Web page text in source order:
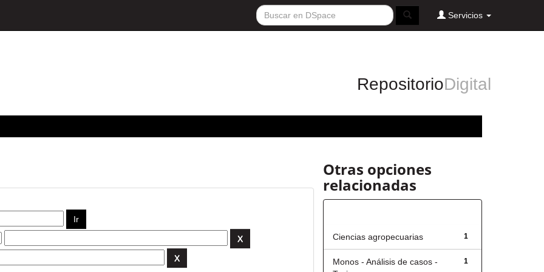
Servicios
RepositorioDigital
Otras opciones
relacionadas
1
Ciencias agropecuarias
1
Monos - Análisis de casos -